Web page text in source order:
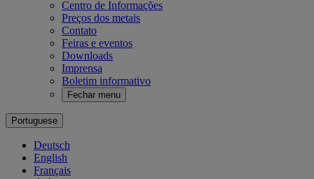
Centro de Informações
Preços dos metais
Contato
Feiras e eventos
Downloads
Imprensa
Boletim informativo
Fechar menu
Portuguese
Deutsch
English
Français